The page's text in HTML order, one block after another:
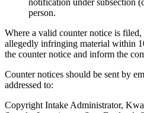
notification under subsection
person.
Where a valid counter notice is
allegedly infringing material within
the counter notice and inform the
Counter notices should be sent by
addressed to:
Copyright Intake Administrator,